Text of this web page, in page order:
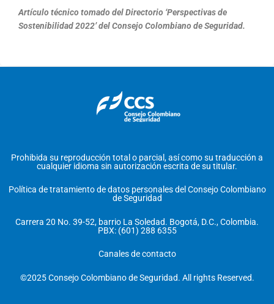
Artículo técnico tomado del Directorio ‘Perspectivas de
Sostenibilidad 2022’ del Consejo Colombiano de Seguridad.
Prohibida su reproducción total o parcial, así como su traducción a
cualquier idioma sin autorización escrita de su titular.
Política de tratamiento de datos personales del Consejo Colombiano
de Seguridad
Carrera 20 No. 39-52, barrio La Soledad. Bogotá, D.C., Colombia.
PBX: (601) 288 6355
Canales de contacto
©2025 Consejo Colombiano de Seguridad. All rights Reserved.